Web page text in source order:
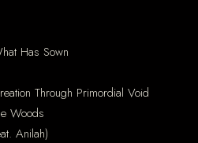
Has Sown
Through Primordial Void
Woods
Anilah)